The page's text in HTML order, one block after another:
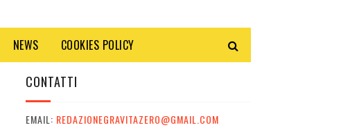
NEWS COOKIES POLICY
CONTATTI
EMAIL: REDAZIONEGRAVITAZERO@GMAIL.COM